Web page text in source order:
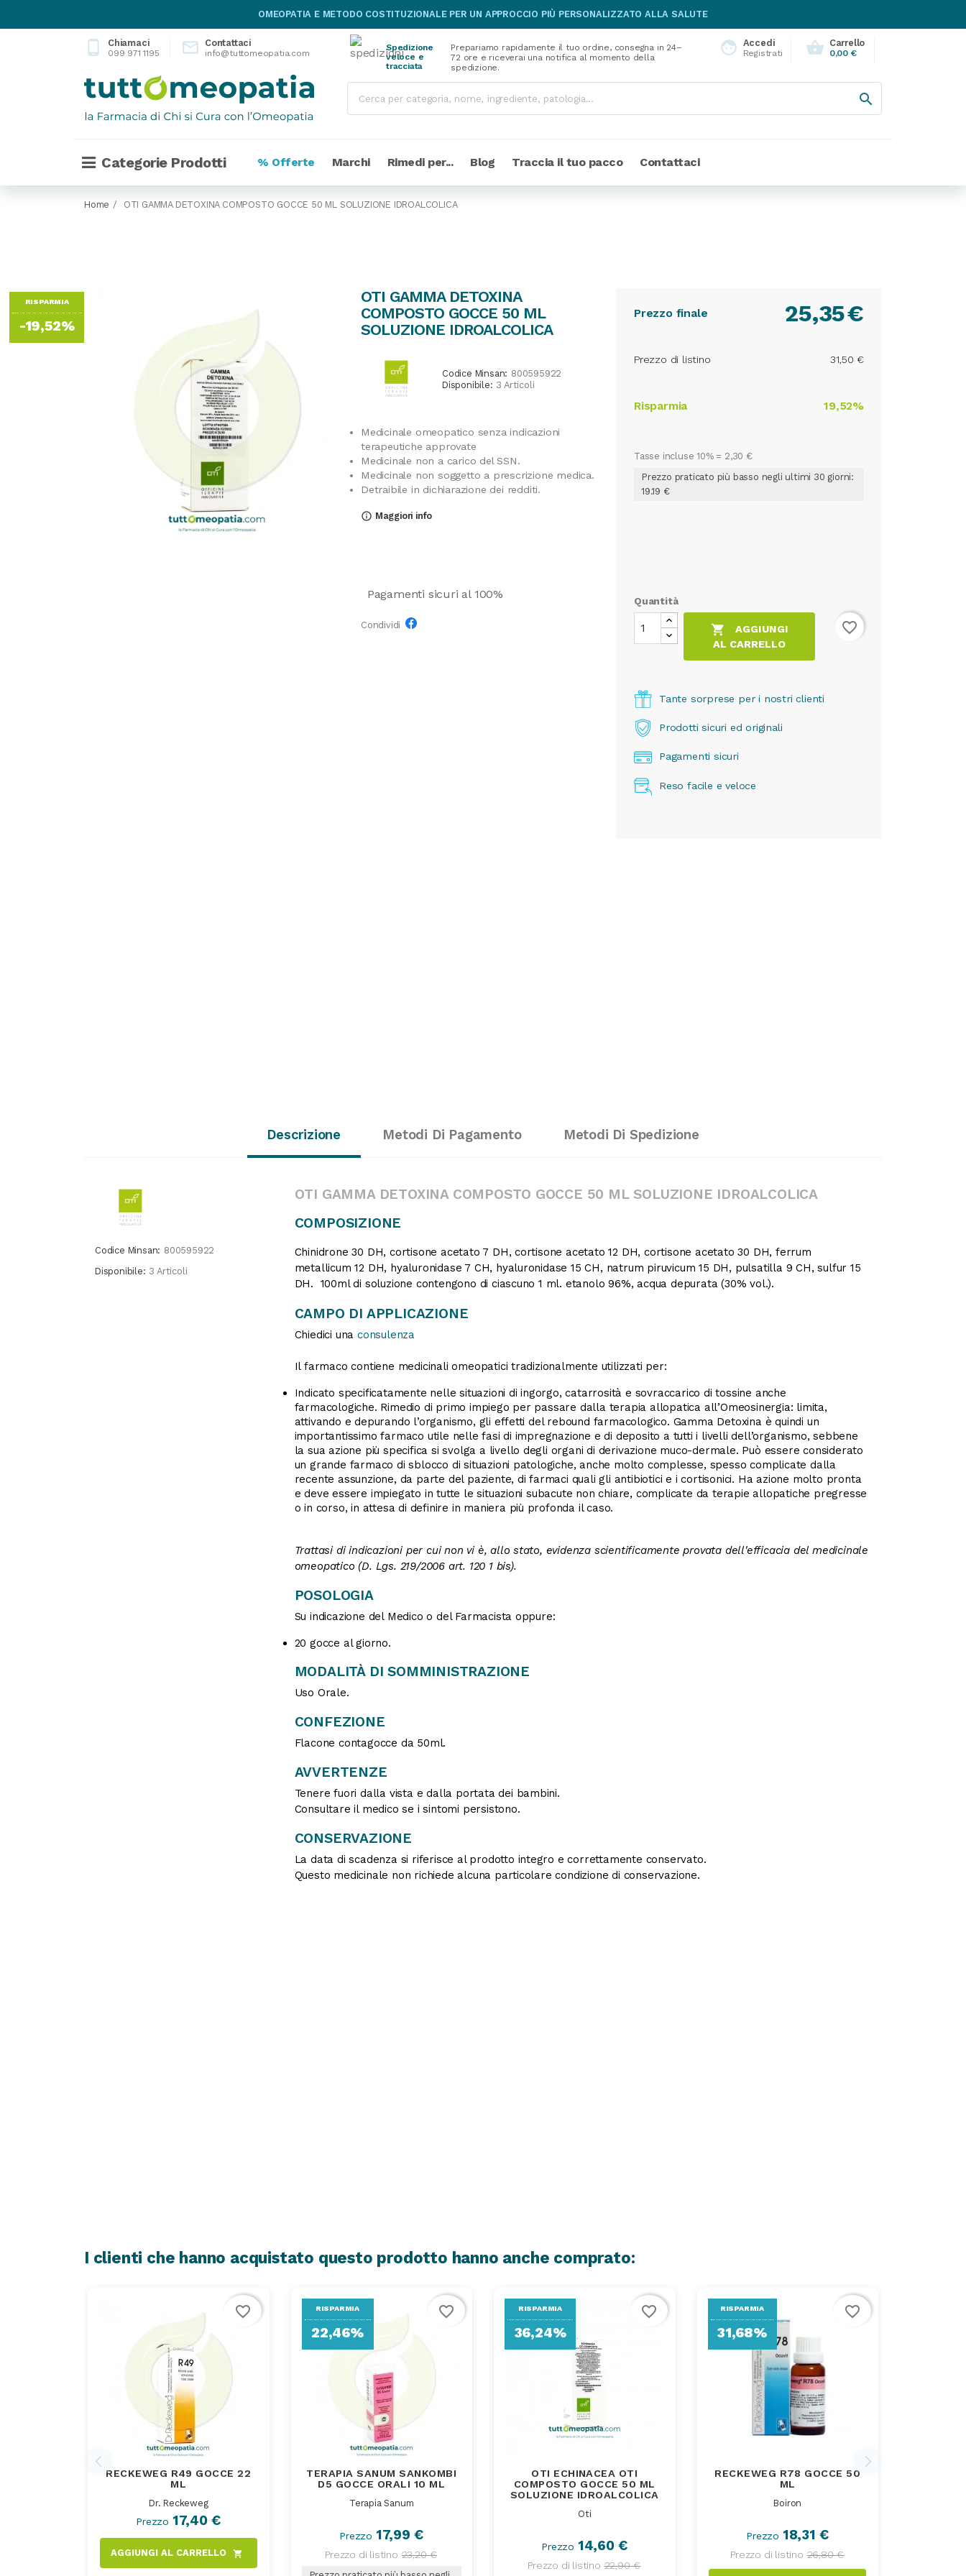
OMEOPATIA E METODO COSTITUZIONALE PER UN APPROCCIO PIÙ PERSONALIZZATO ALLA SALUTE
phone_android Chiamaci
099 971 1195  Contattaci
info@tuttomeopatia.com face Accedi
Registrati shopping_basket Carrello
0,00 €
Spedizione
veloce e
tracciata
Prepariamo rapidamente il tuo ordine, consegna in 24–
72 ore e riceverai una notifica al momento della
spedizione.

Categorie Prodotti % Offerte Marchi Rimedi per... Blog Traccia il tuo pacco Contattaci
Home OTI GAMMA DETOXINA COMPOSTO GOCCE 50 ML SOLUZIONE IDROALCOLICA
RISPARMIA
-19,52%
OTI GAMMA DETOXINA
COMPOSTO GOCCE 50 ML
SOLUZIONE IDROALCOLICA
Codice Minsan: 800595922
Disponibile: 3 Articoli
Medicinale omeopatico senza indicazioni
terapeutiche approvate
Medicinale non a carico del SSN.
Medicinale non soggetto a prescrizione medica.
Detraibile in dichiarazione dei redditi.
info_outline Maggiori info
Pagamenti sicuri al 100%
Condividi
Prezzo finale €
25,35
Prezzo di listino 31,50 €
Risparmia 19,52%
Tasse incluse 10% = 2,30 €
Prezzo praticato più basso negli ultimi 30 giorni:
19.19 €
Quantità

AGGIUNGI
AL CARRELLO
favorite_border
Tante sorprese per i nostri clienti
Prodotti sicuri ed originali
Pagamenti sicuri
Reso facile e veloce
Descrizione Metodi Di Pagamento Metodi Di Spedizione
Codice Minsan: 800595922
Disponibile: 3 Articoli
OTI GAMMA DETOXINA COMPOSTO GOCCE 50 ML SOLUZIONE IDROALCOLICA
COMPOSIZIONE
Chinidrone 30 DH, cortisone acetato 7 DH, cortisone acetato 12 DH, cortisone acetato 30 DH, ferrum
metallicum 12 DH, hyaluronidase 7 CH, hyaluronidase 15 CH, natrum piruvicum 15 DH, pulsatilla 9 CH, sulfur 15
DH. 100ml di soluzione contengono di ciascuno 1 ml. etanolo 96%, acqua depurata (30% vol.).
CAMPO DI APPLICAZIONE
Chiedici una consulenza
Il farmaco contiene medicinali omeopatici tradizionalmente utilizzati per:
Indicato specificatamente nelle situazioni di ingorgo, catarrosità e sovraccarico di tossine anche
farmacologiche. Rimedio di primo impiego per passare dalla terapia allopatica all’Omeosinergia: limita,
attivando e depurando l’organismo, gli effetti del rebound farmacologico. Gamma Detoxina è quindi un
importantissimo farmaco utile nelle fasi di impregnazione e di deposito a tutti i livelli dell’organismo, sebbene
la sua azione più specifica si svolga a livello degli organi di derivazione muco-dermale. Può essere considerato
un grande farmaco di sblocco di situazioni patologiche, anche molto complesse, spesso complicate dalla
recente assunzione, da parte del paziente, di farmaci quali gli antibiotici e i cortisonici. Ha azione molto pronta
e deve essere impiegato in tutte le situazioni subacute non chiare, complicate da terapie allopatiche pregresse
o in corso, in attesa di definire in maniera più profonda il caso.
Trattasi di indicazioni per cui non vi è, allo stato, evidenza scientificamente provata dell'efficacia del medicinale
omeopatico (D. Lgs. 219/2006 art. 120 1 bis).
POSOLOGIA
Su indicazione del Medico o del Farmacista oppure:
20 gocce al giorno.
MODALITÀ DI SOMMINISTRAZIONE
Uso Orale.
CONFEZIONE
Flacone contagocce da 50ml.
AVVERTENZE
Tenere fuori dalla vista e dalla portata dei bambini.
Consultare il medico se i sintomi persistono.
CONSERVAZIONE
La data di scadenza si riferisce al prodotto integro e correttamente conservato.
Questo medicinale non richiede alcuna particolare condizione di conservazione.
I clienti che hanno acquistato questo prodotto hanno anche comprato:
RECKEWEG R49 GOCCE 22
ML
Dr. Reckeweg
Prezzo 17,40 €
AGGIUNGI AL CARRELLO shopping_cart
favorite_border
TERAPIA SANUM SANKOMBI
D5 GOCCE ORALI 10 ML
Terapia Sanum
Prezzo 17,99 €
Prezzo di listino 23,20 €
RISPARMIA
22,46%
favorite_border
OTI ECHINACEA OTI
COMPOSTO GOCCE 50 ML
SOLUZIONE IDROALCOLICA
Oti
Prezzo 14,60 €
Prezzo di listino 22,90 €
RISPARMIA
36,24%
favorite_border
RECKEWEG R78 GOCCE 50
ML
Boiron
Prezzo 18,31 €
Prezzo di listino 26,80 €
RISPARMIA
31,68%
favorite_border